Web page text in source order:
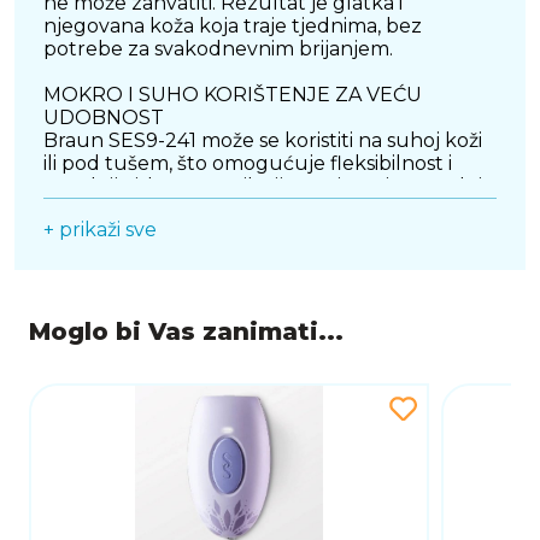
njegovana koža koja traje tjednima, bez
potrebe za svakodnevnim brijanjem.
MOKRO I SUHO KORIŠTENJE ZA VEĆU
UDOBNOST
Braun SES9-241 može se koristiti na suhoj koži
ili pod tušem, što omogućuje fleksibilnost i
tijekom tretmana.
jednostavnije korištenje bez smetnji kabela.
Ergonomski oblik osigurava sigurno i udobno
ELEGANTAN IZGLED I KVALITETNA IZRADA
Moderan bijeli dizajn daje uređaju elegantan i
premium izgled, dok kvalitetna izrada
osigurava dugotrajnu pouzdanost i
svakodnevnu praktičnost.
+ prikaži sve
Moglo bi Vas zanimati...